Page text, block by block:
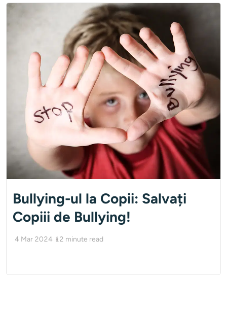
Bullying-ul la Copii: Salvați
Copiii de Bullying!
4 Mar 2024 12 minute read